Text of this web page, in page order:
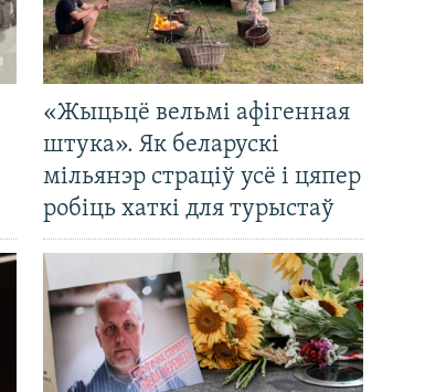
«Жыцьцё вельмі афігенная
штука». Як беларускі
мільянэр страціў усё і цяпер
робіць хаткі для турыстаў